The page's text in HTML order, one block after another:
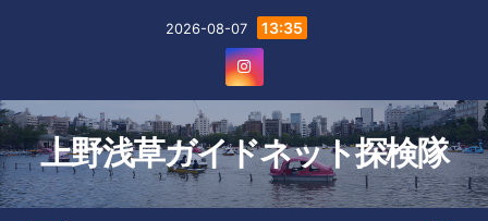
2026-08-07 13:35
上野浅草ガイドネット探検隊